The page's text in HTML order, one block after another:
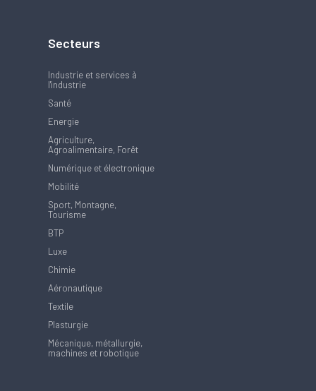
Secteurs
Industrie et services à
l'industrie
Santé
Energie
Agriculture,
Agroalimentaire, Forêt
Numérique et électronique
Mobilité
Sport, Montagne,
Tourisme
BTP
Luxe
Chimie
Aéronautique
Textile
Plasturgie
Mécanique, métallurgie,
machines et robotique